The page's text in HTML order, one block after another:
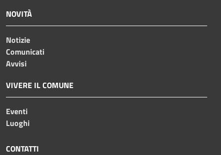
NOVITÀ
Notizie
Comunicati
Avvisi
VIVERE IL COMUNE
Eventi
Luoghi
CONTATTI